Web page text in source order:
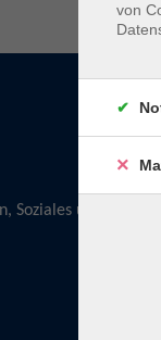
Soziales und
von